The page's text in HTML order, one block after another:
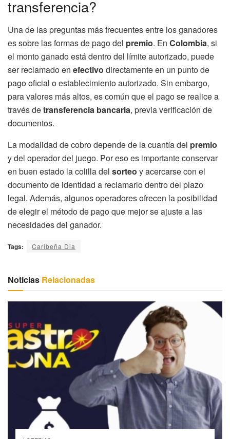
transferencia?
Una de las preguntas más frecuentes entre los ganadores
es sobre las formas de pago del premio. En Colombia, si
el monto ganado está dentro del límite autorizado, puede
ser reclamado en efectivo directamente en un punto de
pago oficial o establecimiento autorizado. Sin embargo,
para valores más altos, es común que el pago se realice a
través detransferencia bancaria, previa verificación de
documentos.
La modalidad de cobro depende de la cuantía del premio
y del operador del juego. Por eso es importante conservar
en buen estado la colilla del sorteo y acercarse con el
documento de identidad a reclamarlo dentro del plazo
legal. Además, algunos operadores ofrecen la posibilidad
de elegir el método de pago que mejor se ajuste a las
necesidades del ganador.
Tags: Caribeña Dia
Noticias Relacionadas